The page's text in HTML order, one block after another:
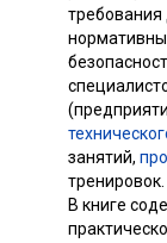
требования
занятий,
тренировок.
В книге